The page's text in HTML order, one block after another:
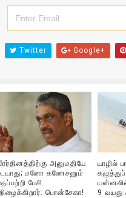
சீரற்ற காலநிலையிலும்
அவசர சந்திப்பு (படங்கள்,
(வீடியோ)
திரைப்பயணத்திலே அதிக
Twitter Google+
அனுமதியே
மனோ கணேசனும்
பேசி
பொன்சேகா!
யாழில்
9 வயது